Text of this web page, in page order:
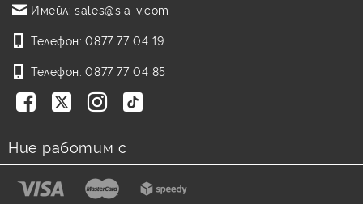
Имейл: sales@sia-v.com
Телефон: 0877 77 04 19
Телефон: 0877 77 04 85
Ние работим с